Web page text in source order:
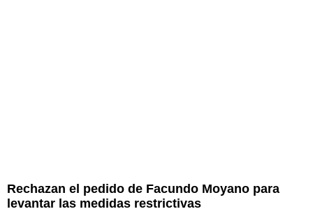
Rechazan el pedido de Facundo Moyano para
levantar las medidas restrictivas